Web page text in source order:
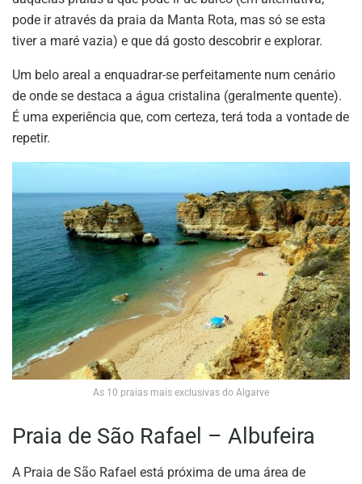
pode ir através da praia da Manta Rota, mas só se esta
tiver a maré vazia) e que dá gosto descobrir e explorar.
Um belo areal a enquadrar-se perfeitamente num cenário
de onde se destaca a água cristalina (geralmente quente).
É uma experiência que, com certeza, terá toda a vontade de
repetir.
As 10 praias mais exclusivas do Algarve
Praia de São Rafael – Albufeira
A Praia de São Rafael está próxima de uma área de